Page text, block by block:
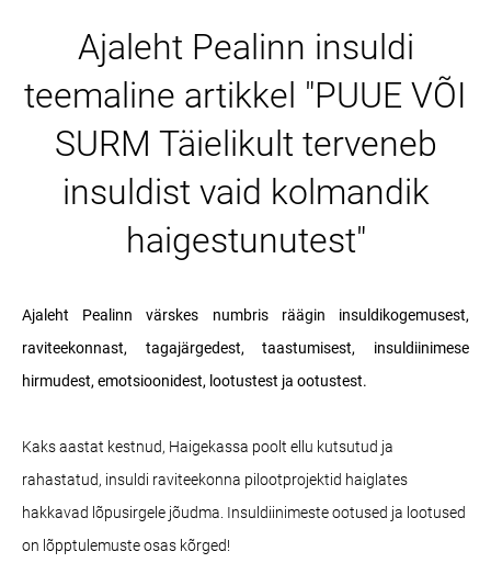
Ajaleht Pealinn insuldi
teemaline artikkel "PUUE VÕI
SURM Täielikult terveneb
insuldist vaid kolmandik
haigestunutest"
Ajaleht Pealinn värskes numbris räägin insuldikogemusest,
raviteekonnast, tagajärgedest, taastumisest, insuldiinimese
hirmudest, emotsioonidest, lootustest ja ootustest.
Kaks aastat kestnud, Haigekassa poolt ellu kutsutud ja
rahastatud, insuldi raviteekonna pilootprojektid haiglates
hakkavad lõpusirgele jõudma. Insuldiinimeste ootused ja lootused
on lõpptulemuste osas kõrged!